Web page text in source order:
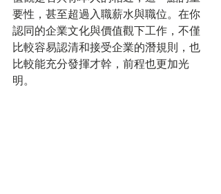
要性，甚至超過入職薪水與職位。在你
認同的企業文化與價值觀下工作，不僅
比較容易認清和接受企業的潛規則，也
比較能充分發揮才幹，前程也更加光
明。